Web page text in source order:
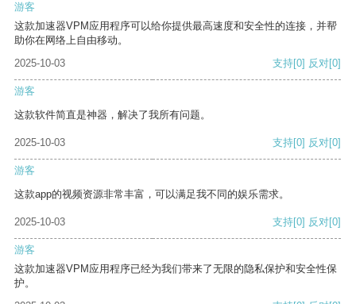
游客
这款加速器VPM应用程序可以给你提供最高速度和安全性的连接，并帮
助你在网络上自由移动。
2025-10-03
支持[0] 反对[0]
游客
这款软件简直是神器，解决了我所有问题。
2025-10-03 支持[0] 反对[0]
游客
这款app的视频资源非常丰富，可以满足我不同的娱乐需求。
2025-10-03 支持[0] 反对[0]
游客
这款加速器VPM应用程序已经为我们带来了无限的隐私保护和安全性保
护。